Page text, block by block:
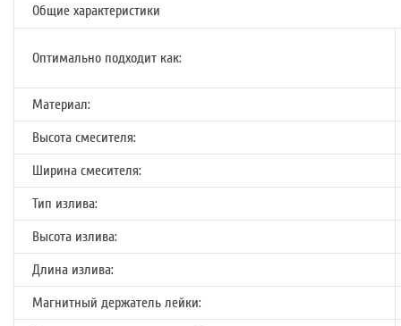
Общие характеристики
Оптимально подходит как:
Материал:
Высота смесителя:
Ширина смесителя:
Тип излива:
Высота излива:
Длина излива:
Магнитный держатель лейки: